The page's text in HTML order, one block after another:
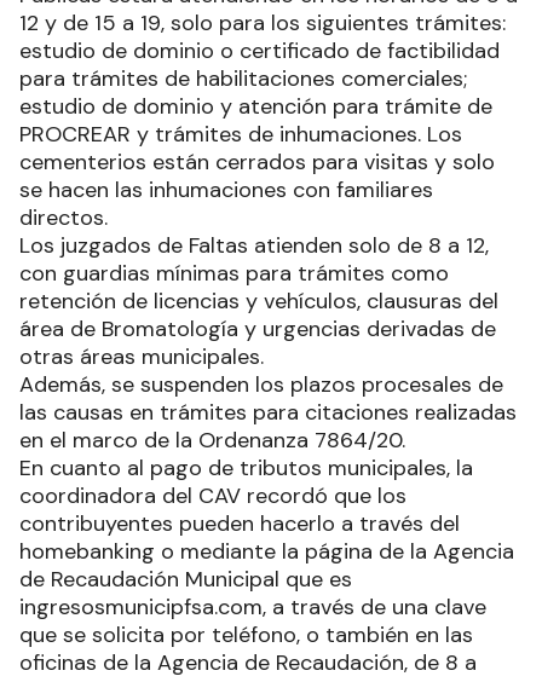
12 y de 15 a 19, solo para los siguientes trámites:
estudio de dominio o certificado de factibilidad
para trámites de habilitaciones comerciales;
estudio de dominio y atención para trámite de
PROCREAR y trámites de inhumaciones. Los
cementerios están cerrados para visitas y solo
se hacen las inhumaciones con familiares
directos.
Los juzgados de Faltas atienden solo de 8 a 12,
con guardias mínimas para trámites como
retención de licencias y vehículos, clausuras del
área de Bromatología y urgencias derivadas de
otras áreas municipales.
Además, se suspenden los plazos procesales de
las causas en trámites para citaciones realizadas
en el marco de la Ordenanza 7864/20.
En cuanto al pago de tributos municipales, la
coordinadora del CAV recordó que los
contribuyentes pueden hacerlo a través del
homebanking o mediante la página de la Agencia
de Recaudación Municipal que es
ingresosmunicipfsa.com, a través de una clave
que se solicita por teléfono, o también en las
oficinas de la Agencia de Recaudación, de 8 a